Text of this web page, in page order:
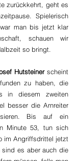
zurückkehrt, geht es
Spielerisch
man bis jetzt klar
schauen wir
so bringt.
Hutsteiner scheint
zu haben, die
in diesem zweiten
besser die Arnreiter
Bis auf ein
im Angriffsdrittel jetzt
sind es aber auch die